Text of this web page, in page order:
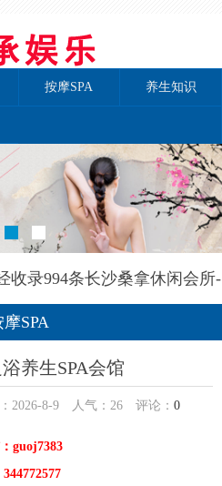
按摩SPA 养生知识
收录994条长沙桑拿休闲会所-
养生网信息
摩SPA
养生SPA会馆
2026-8-9 人气： 26 评论： 0
guoj7383